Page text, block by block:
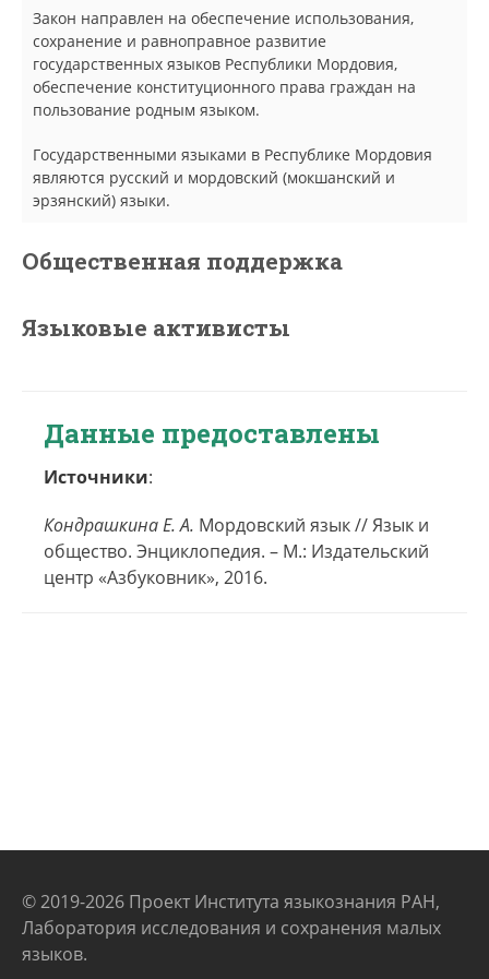
Закон направлен на обеспечение использования,
сохранение и равноправное развитие
государственных языков Республики Мордовия,
обеспечение конституционного права граждан на
пользование родным языком.
Государственными языками в Республике Мордовия
являются русский и мордовский (мокшанский и
эрзянский) языки.
Общественная поддержка
Языковые активисты
Данные предоставлены
Источники:
Кондрашкина Е. А. Мордовский язык // Язык и
общество. Энциклопедия. – М.: Издательский
центр «Азбуковник», 2016.
© 2019-2026 Проект Института языкознания РАН,
Лаборатория исследования и сохранения малых
языков.